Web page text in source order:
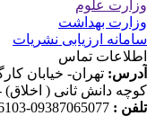
علوم
بهداشت
ارزیابی نشریات
تماس
تهران- خیابان
دانش ثانی ( اخلاق) - پلاک ۱۵
:
09387065077-09966216103